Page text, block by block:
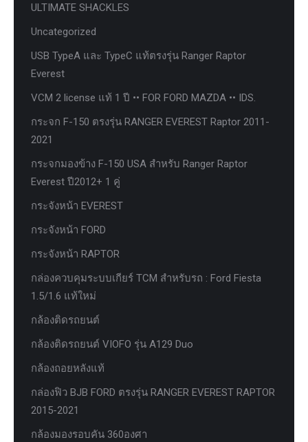
ULTIMATE SHACKLES
Uncategorized
USB TypeA และ TypeC แท้ตรงรุ่น Ranger Raptor
Everest
VCM 2 license แท้ 1 ปี •• FOR FORD MAZDA •• IDS.
กระจก F-150 ตรงรุ่น RANGER EVEREST Raptor 2011-
2021
กระจกมองข้าง F-150 USA สำหรับ Ranger Raptor
Everest ปี2012+ 1 คู่
กระจังหน้า EVEREST
กระจังหน้า FORD
กระจังหน้า RAPTOR
กล่องควบคุมระบบเกียร์ TCM สำหรับรถ : Ford Fiesta
1.5/1.6 แท้ใหม่
กล้องติดรถยนต์
กล้องติดรถยนต์ VIOFO รุ่น A129 Duo
กล้องถอยหลังแท้
กล่องฟิว BJB FORD ตรงรุ่น RANGER EVEREST RAPTOR
2015-2021
กล้องมองรอบคัน 360องศา